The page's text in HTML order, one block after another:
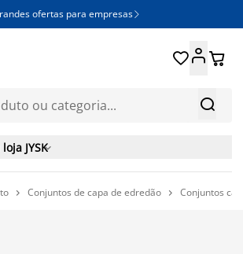
ofertas para empresas 

 
JYSK
 Conjuntos de capa de edredão  Conjuntos